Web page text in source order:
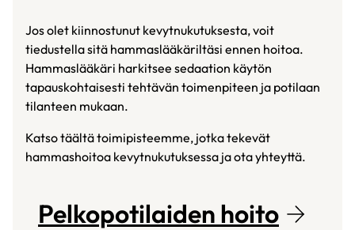
Jos olet kiinnostunut kevytnukutuksesta, voit
tiedustella sitä hammaslääkäriltäsi ennen hoitoa.
Hammaslääkäri harkitsee sedaation käytön
tapauskohtaisesti tehtävän toimenpiteen ja potilaan
tilanteen mukaan.
Katso täältä toimipisteemme, jotka tekevät
hammashoitoa kevytnukutuksessa ja ota yhteyttä.
Pelkopotilaiden hoito